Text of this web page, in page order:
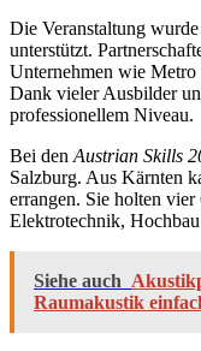
Die Veranstaltung
unterstützt.
Unternehmen wie Metro
Dank vieler Ausbilder
professionellem Niveau.
Bei den Austrian Skills
Salzburg. Aus Kärnten
errangen. Sie holten
Elektrotechnik,
Siehe auch
Raumakustik